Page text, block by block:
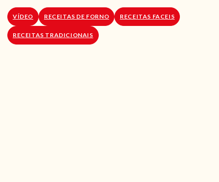
LOJA ONLINE
VÍDEO RECEITAS DE FORNO RECEITAS FACEIS
RECEITAS TRADICIONAIS